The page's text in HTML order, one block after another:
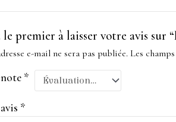
le premier à laisser votre avis
e-mail ne sera pas publiée. Les
*
*